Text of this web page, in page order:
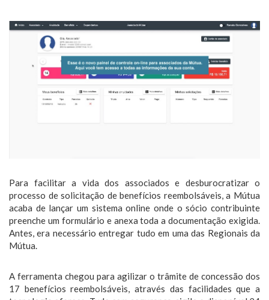
Para facilitar a vida dos associados e desburocratizar o
processo de solicitação de benefícios reembolsáveis, a Mútua
acaba de lançar um sistema online onde o sócio contribuinte
preenche um formulário e anexa toda a documentação exigida.
Antes, era necessário entregar tudo em uma das Regionais da
Mútua.
A ferramenta chegou para agilizar o trâmite de concessão dos
17 benefícios reembolsáveis, através das facilidades que a